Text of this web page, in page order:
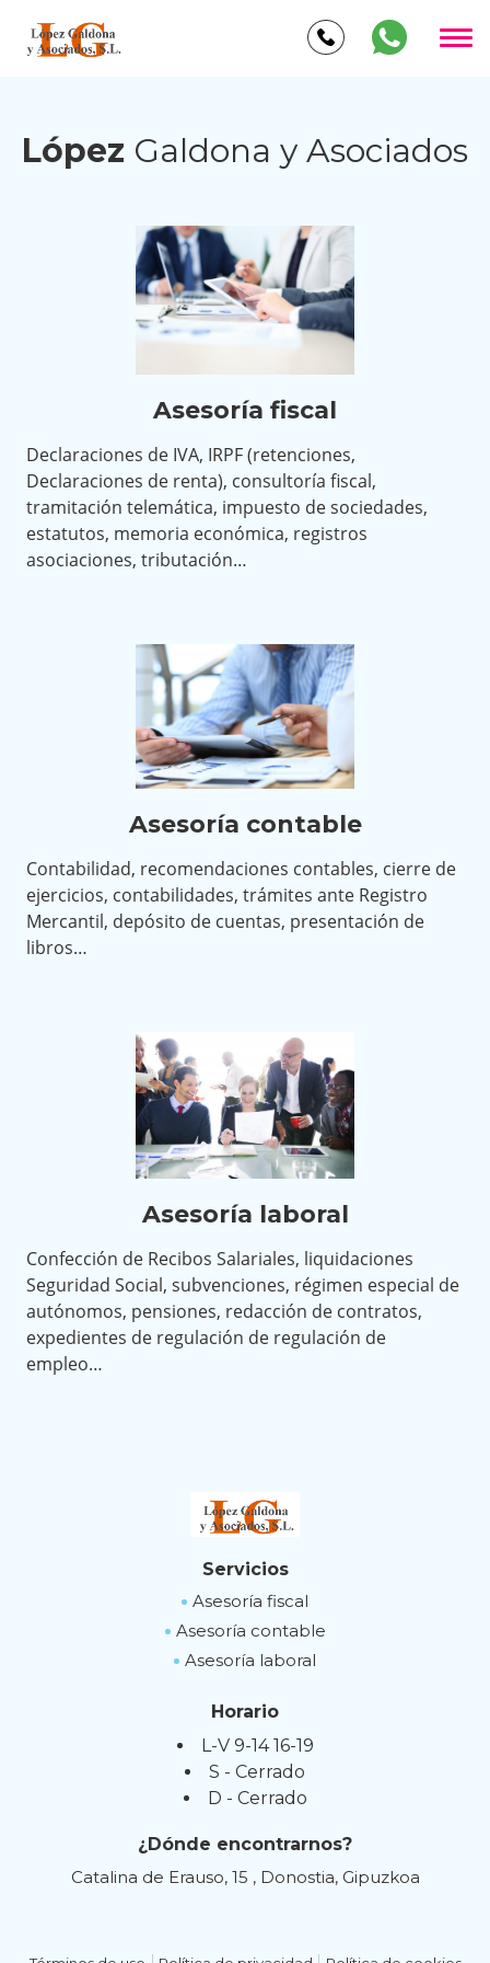
López Galdona y Asociados
Asesoría fiscal
Declaraciones de IVA, IRPF (retenciones,
Declaraciones de renta), consultoría fiscal,
tramitación telemática, impuesto de sociedades,
estatutos, memoria económica, registros
asociaciones, tributación…
Asesoría contable
Contabilidad, recomendaciones contables, cierre de
ejercicios, contabilidades, trámites ante Registro
Mercantil, depósito de cuentas, presentación de
libros…
Asesoría laboral
Confección de Recibos Salariales, liquidaciones
Seguridad Social, subvenciones, régimen especial de
autónomos, pensiones, redacción de contratos,
expedientes de regulación de regulación de
empleo…
Servicios
Asesoría fiscal
Asesoría contable
Asesoría laboral
Horario
L-V 9-14 16-19
S - Cerrado
D - Cerrado
¿Dónde encontrarnos?
Catalina de Erauso, 15 , Donostia, Gipuzkoa